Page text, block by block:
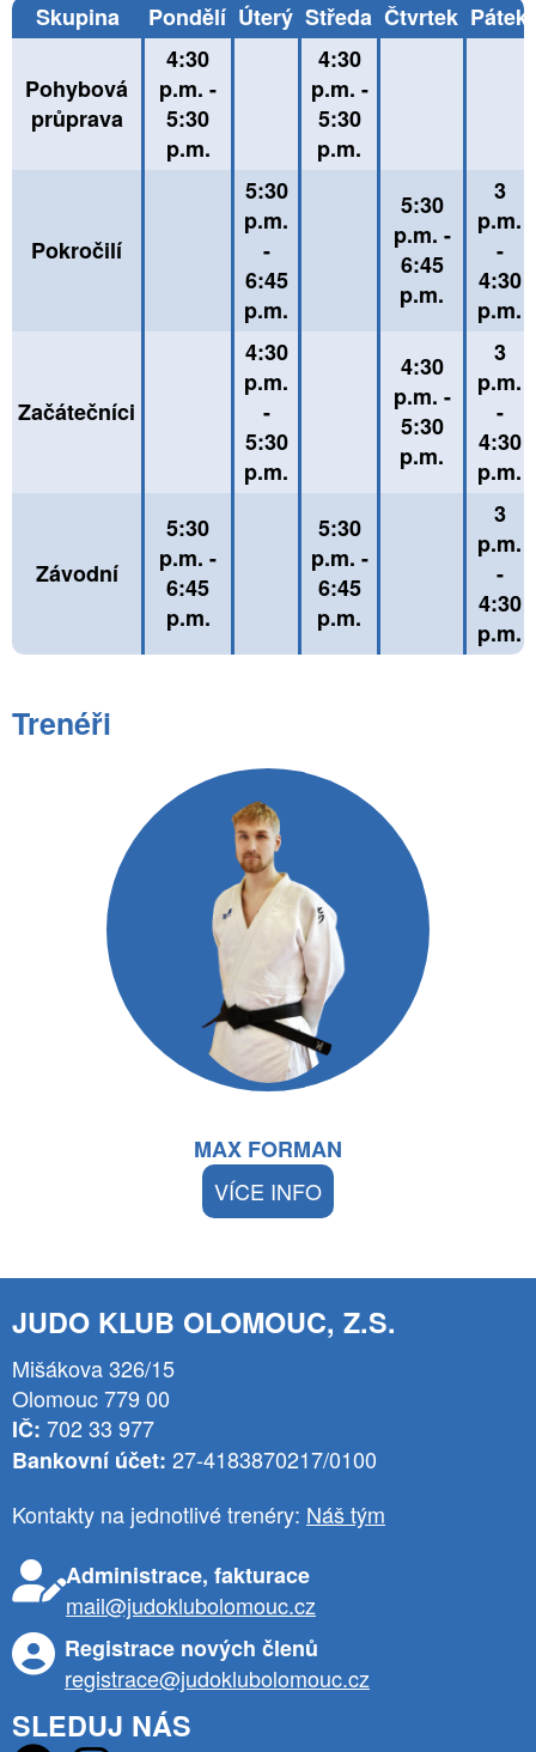
Skupina Pondělí Úterý Středa Čtvrtek Pátek
Pohybová
průprava
4:30
p.m. -
5:30
p.m.
4:30
p.m. -
5:30
p.m.
Pokročilí
5:30
p.m.
-
6:45
p.m.
5:30
p.m. -
6:45
p.m.
3
p.m.
-
4:30
p.m.
Začátečníci
4:30
p.m.
-
5:30
p.m.
4:30
p.m. -
5:30
p.m.
3
p.m.
-
4:30
p.m.
Závodní
5:30
p.m. -
6:45
p.m.
5:30
p.m. -
6:45
p.m.
3
p.m.
-
4:30
p.m.
Trenéři
MAX FORMAN
VÍCE INFO
JUDO KLUB OLOMOUC, Z.S.
Mišákova 326/15
Olomouc 779 00
IČ: 702 33 977
Bankovní účet: 27-4183870217/0100
Kontakty na jednotlivé trenéry: Náš tým
Administrace, fakturace
mail@judoklubolomouc.cz
Registrace nových členů
registrace@judoklubolomouc.cz
SLEDUJ NÁS